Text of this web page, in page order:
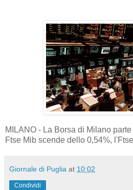
MILANO - La Borsa di Milano
Ftse Mib scende dello 0,54%,
Giornale di Puglia at 10:02
Condividi